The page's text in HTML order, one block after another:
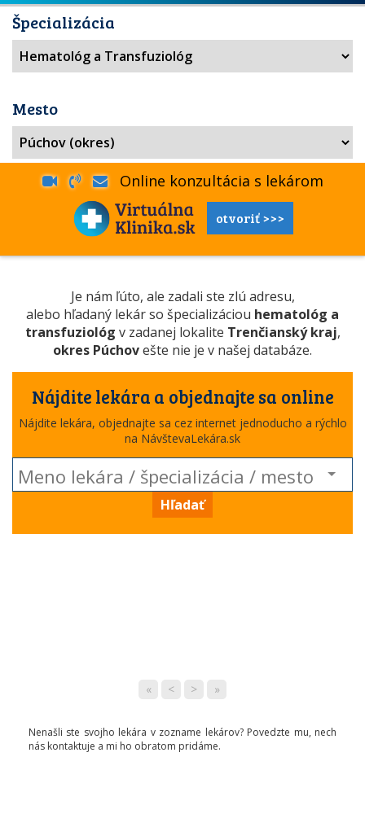
Špecializácia
Mesto
Online konzultácia s lekárom
otvoriť >>>
Je nám ľúto, ale zadali ste zlú adresu,
alebo hľadaný lekár so špecializáciou hematológ a
transfuziológ v zadanej lokalite Trenčianský kraj,
okres Púchovešte nie je v našej databáze.
Nájdite lekára a objednajte sa online
Nájdite lekára, objednajte sa cez internet jednoducho a rýchlo
na NávštevaLekára.sk
Hľadať
« < > »
Nenašli ste svojho lekára v zozname lekárov? Povedzte mu, nech
nás kontaktuje a mi ho obratom pridáme.